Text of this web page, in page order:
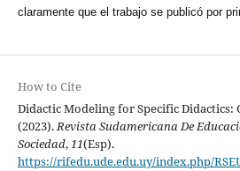
claramente que el trabajo se publicó por
How to Cite
Didactic Modeling for Specific Didactics:
(2023).Revista Sudamericana De
Sociedad,11(Esp).
https://rifedu.ude.edu.uy/index.php/